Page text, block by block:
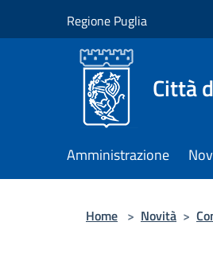
Regione Puglia
Città
Amministrazione
Home > Novità >